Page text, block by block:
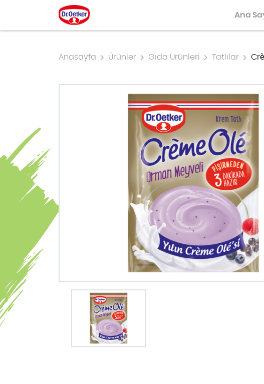
Ana
GIDA ÜRÜNLERI
DR. OETKER ÖZEL SERISI
MAYALILAR, ÇÖREKLER
TART, TURTA, PAY KÜÇÜK
Anasayfa Ürünler Gıda Ürünleri Tatlılar